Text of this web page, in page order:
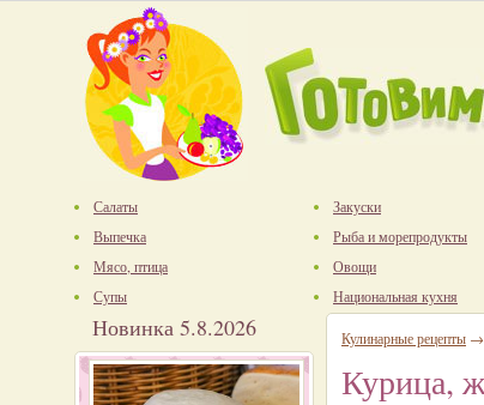
Салаты
Выпечка
Мясо, птица
Супы
Закуски
Рыба и морепродукты
Овощи
Национальная кухня
Новинка 5.8.2026 Кулинарные рецепты →
Курица,